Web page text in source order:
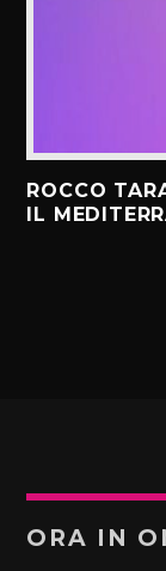
ROCCO
IL
ORA IN